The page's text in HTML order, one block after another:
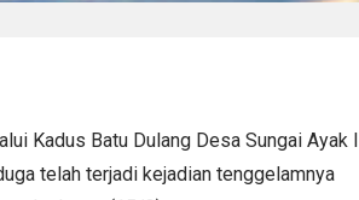
Kadus Batu Dulang Desa Sungai Ayak I
telah terjadi kejadian tenggelamnya